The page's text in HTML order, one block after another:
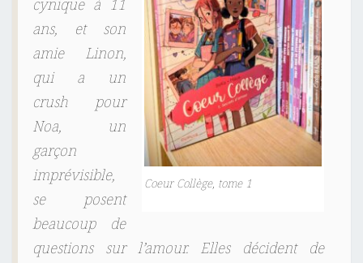
Coeur Collège, tome 1
cynique à 11
ans, et son
amie Linon,
qui a un
crush pour
Noa, un
garçon
imprévisible,
se posent
beaucoup de
questions sur l’amour. Elles décident de